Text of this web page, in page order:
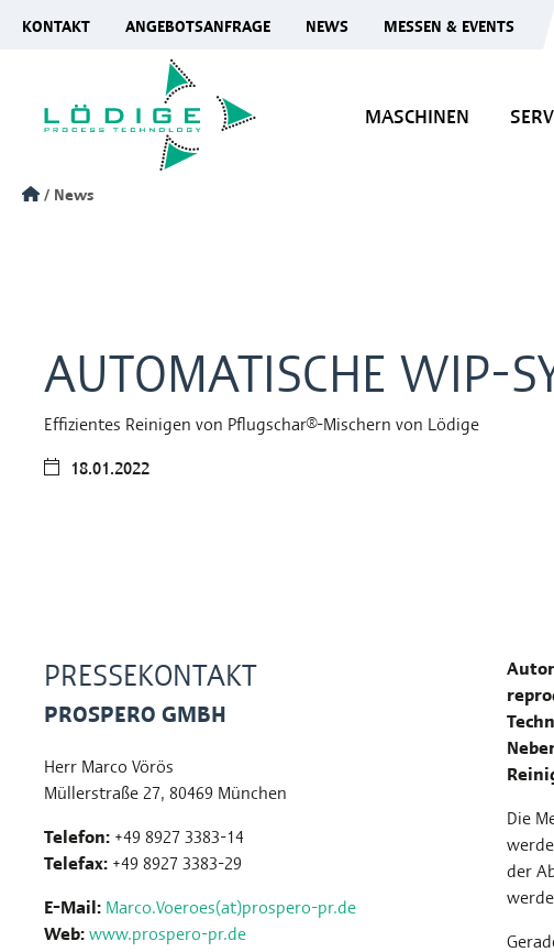
KONTAKT ANGEBOTSANFRAGE NEWS MESSEN & EVENTS
MASCHINEN
News
AUTOMATISCHE WIP-
Effizientes Reinigen von Pflugschar®-Mischern von Lödige
18.01.2022
PRESSEKONTAKT
PROSPERO GMBH
Herr Marco Vörös
Müllerstraße 27, 80469 München
Telefon: +49 8927 3383-14
Telefax: +49 8927 3383-29
E-Mail: Marco.Voeroes(at)prospero-pr.de
Web:www.prospero-pr.de
Die
der